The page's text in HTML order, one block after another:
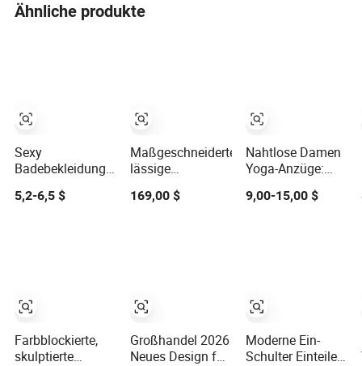
Ähnliche produkte
Sexy
Badebekleidung
Badeanzug
5,2-6,5 $
Farbblockierte,
skulptierte
Maßgeschneiderte
lässige
Damenblazer -
Taillierte
169,00 $
Großhandel 2026
Neues Design für
Nahtlose Damen
Yoga-Anzüge:
Glatter Sitz &
modernes Design
9,00-15,00 $
Moderne Ein-
Schulter Einteiler